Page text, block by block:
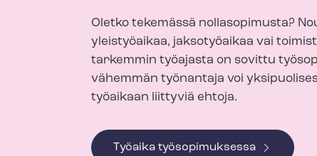
Oletko tekemässä nollasopimusta?
yleistyöaikaa, jaksotyöaikaa vai
tarkemmin työajasta on sovittu
vähemmän työnantaja voi
työaikaan liittyviä ehtoja.
Työaika työsopimuksessa